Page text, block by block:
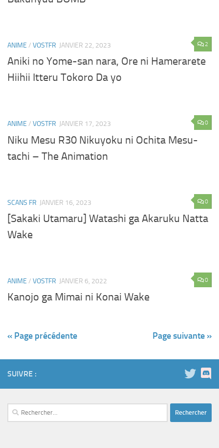
2
ANIME / VOSTFR JANVIER 22, 2023
Aniki no Yome-san nara, Ore ni Hamerarete
Hiihii Itteru Tokoro Da yo
0
ANIME / VOSTFR JANVIER 17, 2023
Niku Mesu R30 Nikuyoku ni Ochita Mesu-
tachi – The Animation
0
SCANS FR JANVIER 16, 2023
[Sakaki Utamaru] Watashi ga Akaruku Natta
Wake
0
ANIME / VOSTFR JANVIER 6, 2022
Kanojo ga Mimai ni Konai Wake
« Page précédente Page suivante »
SUIVRE :
Rechercher :